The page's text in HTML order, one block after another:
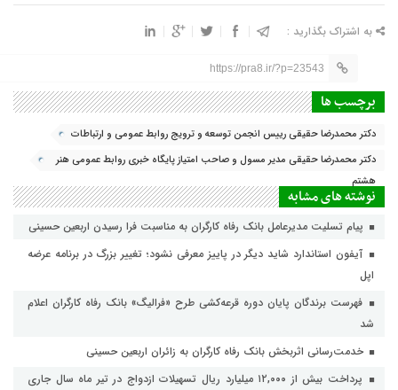
به اشتراک بگذارید :
https://pra8.ir/?p=23543
برچسب ها
دکتر محمدرضا حقیقی رییس انجمن توسعه و ترویج روابط عمومی و ارتباطات
دکتر محمدرضا حقیقی مدیر مسول و صاحب امتیاز پایگاه خبری روابط عمومی هنر
هشتم
نوشته های مشابه
پیام تسلیت مدیرعامل بانک رفاه کارگران به مناسبت فرا رسیدن اربعین حسینی
آیفون استاندارد شاید دیگر در پاییز معرفی نشود؛ تغییر بزرگ در برنامه عرضه
اپل
فهرست برندگان پایان دوره قرعه‌کشی طرح «فرالیگ» بانک رفاه کارگران اعلام
شد
خدمت‌رسانی اثربخش بانک رفاه کارگران به زائران اربعین حسینی
پرداخت بیش از ۱۲,۰۰۰ میلیارد ریال تسهیلات ازدواج در تیر ماه سال جاری